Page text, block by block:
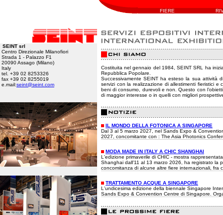
FIERE
SEINT srl
Centro Direzionale Milanofiori
Strada 1 - Palazzo F1
20090 Assago (Milano)
Italy
tel. +39 02 8253326
fax +39 02 8255019
e.mail:seint@seint.com
Costituita nel gennaio del 1984, SEINT SRL ha
Repubblica Popolare.
Successivamente SEINT ha esteso la sua attività
servizi con la realizzazione di allestimenti fieristici
beni di consumo, durevoli e non. Questo con
di maggior interesse o in quelli con migliori
IL MONDO DELLA FOTONICA A SINGAPORE
Dal 3 al 5 marzo 2027, nel Sands Expo &
2027, concomitante con : The Asia Photonics
MODA MADE IN ITALY A CHIC SHANGHAI
L'edizione primaverile di CHIC - mostra
Shanghai dall'11 al 13 marzo 2026, ha registrato la
concomitanza di alcune altre fiere internazionali, fra
TRATTAMENTO ACQUE A SINGAPORE
L'undicesima edizione della biennale Singapore
Sands Expo & Convention Centre di Singapore.